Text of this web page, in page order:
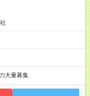
大量募集